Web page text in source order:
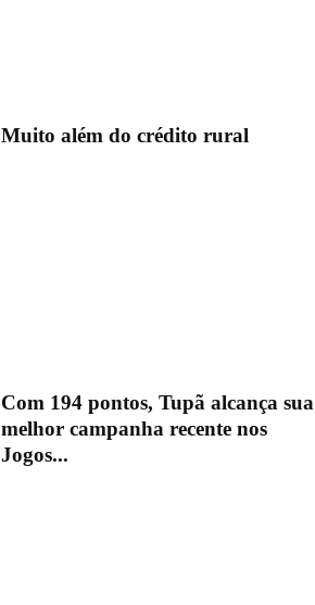
Muito além do crédito rural
Com 194 pontos, Tupã alcança sua
melhor campanha recente nos
Jogos...